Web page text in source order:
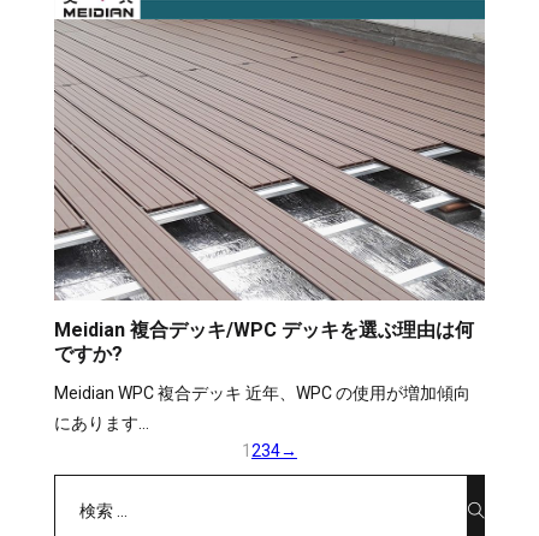
Meidian 複合デッキ/WPC デッキを選ぶ理由は何
ですか?
Meidian WPC 複合デッキ 近年、WPC の使用が増加傾向
にあります…
1 234→
検索